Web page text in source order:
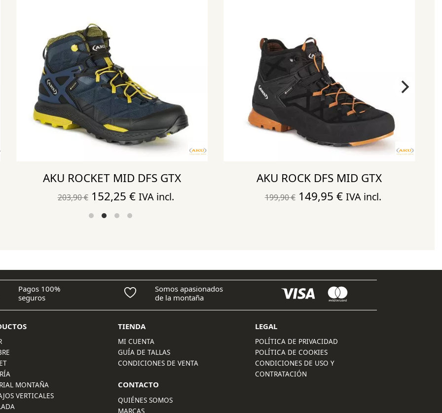
AKU ROCKET MID DFS GTX
203,90€ El
precio
152,25 €El
IVA incl.
AKU ROCK DFS MID GTX
199,90€ El
149,95 €El
IVA incl.
Pagos 100%
seguros
Somos apasionados
de la montaña
MONTAÑA
VERTICALES
TIENDA
MI CUENTA
GUÍA DE TALLAS
CONDICIONES DE VENTA
CONTACTO
QUIÉNES SOMOS
MARCAS
LEGAL
POLÍTICA DE PRIVACIDAD
POLÍTICA DE COOKIES
CONDICIONES DE USO Y
CONTRATACIÓN